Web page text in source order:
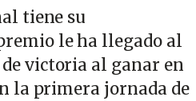
tiene su
le ha llegado al
victoria al ganar en
la primera jornada de